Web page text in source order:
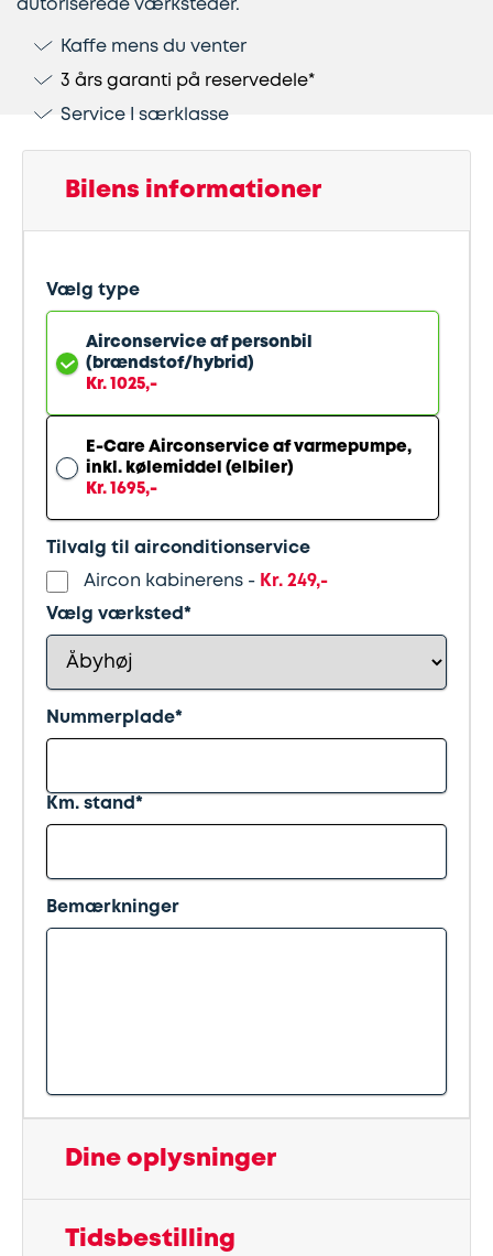
Lapning
af
dæk
Kobling
af
anhængertræk
Olieskift
Reparation
Serviceeftersyn
hjulsudmåling
Støddæmpere
fjedre
Trailertjek
SDS
Mobilitet
kvalitetskontrol
Ladestandere
Vinterdæk
Stålfælge
Helårsdæk
Dækopbevaring
Guides
Helårsdæk
Kør
selv
ferie
og
reparation
Sikkerhed
Sommerdæk
Trailer
Vinterdæk
Bosch
Car
Service
Landbrug
autoriserede værksteder.
Kaffe mens du venter
3 års garanti på reservedele*
Service I særklasse
Bilens informationer
Vælg type
Airconservice af personbil
(brændstof/hybrid)
Kr. 1025,-
E-Care Airconservice af varmepumpe,
inkl. kølemiddel (elbiler)
Kr. 1695,-
Tilvalg til airconditionservice
Aircon kabinerens - Kr. 249,-
Vælg værksted*
Nummerplade*
Km. stand*
Bemærkninger
Dine oplysninger
Tidsbestilling